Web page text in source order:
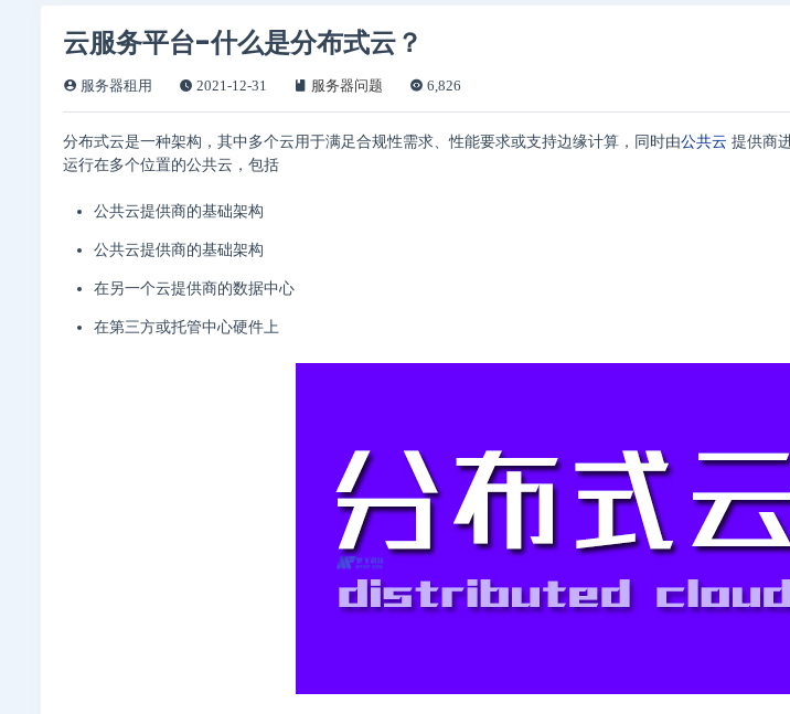
云服务平台-什么是分布式云？
服务器租用 2021-12-31 服务器问题 6,826
分布式云是一种架构，其中多个云用于满足合规性需求、性能要求或支持边缘计算，同时由公共云 提供商
运行在多个位置的公共云，包括
公共云提供商的基础架构
公共云提供商的基础架构
在另一个云提供商的数据中心
在第三方或托管中心硬件上